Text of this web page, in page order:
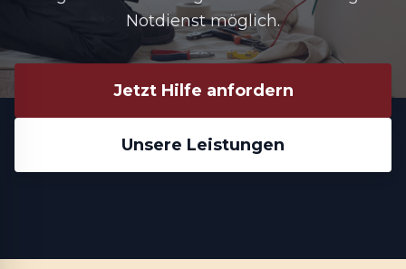
Notdienst möglich.
Jetzt Hilfe anfordern
Unsere Leistungen